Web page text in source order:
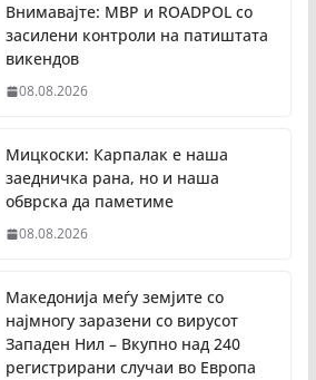
Внимавајте: МВР и ROADPOL со
засилени контроли на патиштата
викендов
08.08.2026
Мицкоски: Карпалак е наша
заедничка рана, но и наша
обврска да паметиме
08.08.2026
Македонија меѓу земјите со
најмногу заразени со вирусот
Западен Нил – Вкупно над 240
регистрирани случаи во Европа